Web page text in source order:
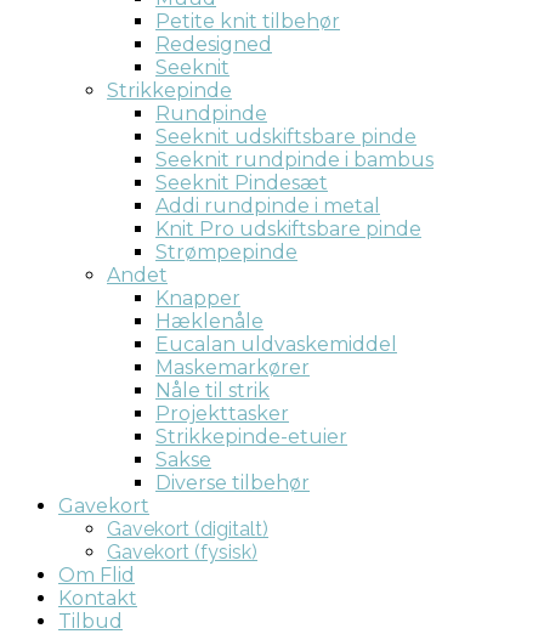
Petite knit tilbehør
Redesigned
Seeknit
Strikkepinde
Rundpinde
Seeknit udskiftsbare pinde
Seeknit rundpinde i bambus
Seeknit Pindesæt
Addi rundpinde i metal
Knit Pro udskiftsbare pinde
Strømpepinde
Andet
Knapper
Hæklenåle
Eucalan uldvaskemiddel
Maskemarkører
Nåle til strik
Projekttasker
Strikkepinde-etuier
Sakse
Diverse tilbehør
Gavekort
Gavekort (digitalt)
Gavekort (fysisk)
Om Flid
Kontakt
Tilbud